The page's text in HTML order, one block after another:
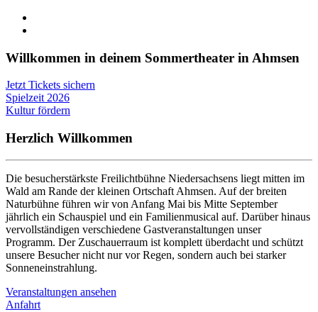
Willkommen in deinem Sommertheater in Ahmsen
Jetzt Tickets sichern
Spielzeit 2026
Kultur fördern
Herzlich Willkommen
Die besucherstärkste Freilichtbühne Niedersachsens liegt mitten im
Wald am Rande der kleinen Ortschaft Ahmsen. Auf der breiten
Naturbühne führen wir von Anfang Mai bis Mitte September
jährlich ein Schauspiel und ein Familienmusical auf. Darüber hinaus
vervollständigen verschiedene Gastveranstaltungen unser
Programm. Der Zuschauerraum ist komplett überdacht und schützt
unsere Besucher nicht nur vor Regen, sondern auch bei starker
Sonneneinstrahlung.
Veranstaltungen ansehen
Anfahrt